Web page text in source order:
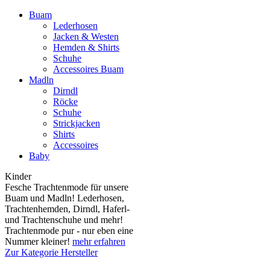
Buam
Lederhosen
Jacken & Westen
Hemden & Shirts
Schuhe
Accessoires Buam
Madln
Dirndl
Röcke
Schuhe
Strickjacken
Shirts
Accessoires
Baby
Kinder
Fesche Trachtenmode für unsere
Buam und Madln! Lederhosen,
Trachtenhemden, Dirndl, Haferl-
und Trachtenschuhe und mehr!
Trachtenmode pur - nur eben eine
Nummer kleiner! mehr erfahren
Zur Kategorie Hersteller